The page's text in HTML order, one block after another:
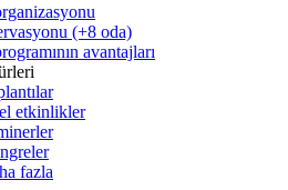
(+8 oda)
avantajları
etkinlikler
fazla